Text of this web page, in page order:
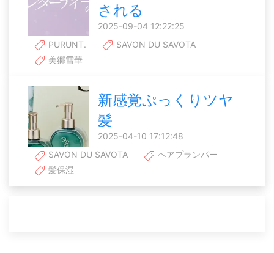
される
2025-09-04 12:22:25
PURUNT.
SAVON DU SAVOTA
美郷雪華
新感覚ぷっくりツヤ
髪
2025-04-10 17:12:48
SAVON DU SAVOTA
ヘアプランパー
髪保湿